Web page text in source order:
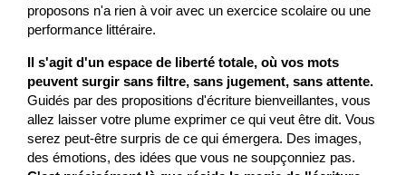
proposons n'a rien à voir avec un exercice scolaire ou une
performance littéraire.
Il s'agit d'un espace de liberté totale, où vos mots
peuvent surgir sans filtre, sans jugement, sans attente.
Guidés par des propositions d'écriture bienveillantes, vous
allez laisser votre plume exprimer ce qui veut être dit. Vous
serez peut-être surpris de ce qui émergera. Des images,
des émotions, des idées que vous ne soupçonniez pas.